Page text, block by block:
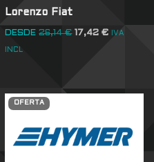
Lorenzo Fiat
DESDE 26,14€ 17,42€ IVA
INCL
OFERTA